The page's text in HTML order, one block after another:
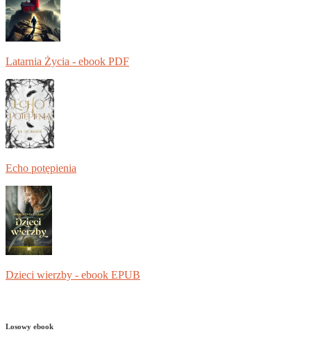
Latarnia Życia - ebook PDF
Echo potępienia
Dzieci wierzby - ebook EPUB
Losowy ebook